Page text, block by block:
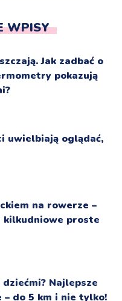
WPISY
Jak zadbać o
pokazują
uwielbiają oglądać,
na rowerze –
kilkudniowe proste
Najlepsze
– do 5 km i nie tylko!